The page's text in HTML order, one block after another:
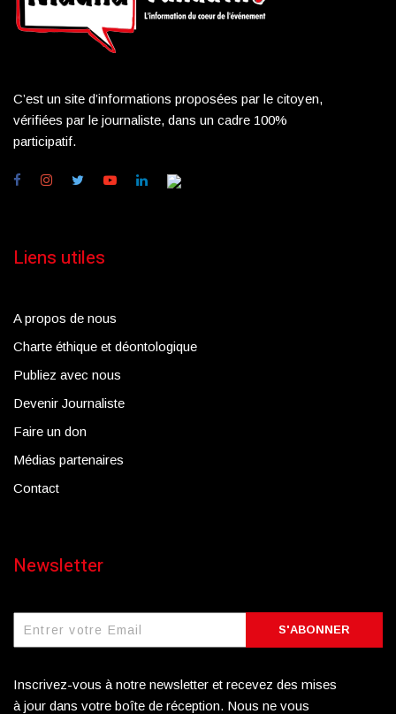
C’est un site d’informations proposées par le citoyen,
vérifiées par le journaliste, dans un cadre 100%
participatif.
Liens utiles
A propos de nous
Charte éthique et déontologique
Publiez avec nous
Devenir Journaliste
Faire un don
Médias partenaires
Contact
Newsletter
S'ABONNER
Inscrivez-vous à notre newsletter et recevez des mises
à jour dans votre boîte de réception. Nous ne vous